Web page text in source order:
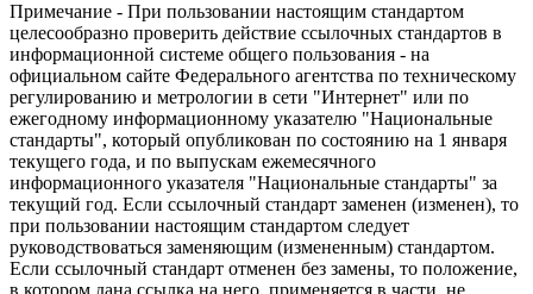
Примечание - При пользовании настоящим стандартом
целесообразно проверить действие ссылочных стандартов в
информационной системе общего пользования - на
официальном сайте Федерального агентства по техническому
регулированию и метрологии в сети "Интернет" или по
ежегодному информационному указателю "Национальные
стандарты", который опубликован по состоянию на 1 января
текущего года, и по выпускам ежемесячного
информационного указателя "Национальные стандарты" за
текущий год. Если ссылочный стандарт заменен (изменен), то
при пользовании настоящим стандартом следует
руководствоваться заменяющим (измененным) стандартом.
Если ссылочный стандарт отменен без замены, то положение,